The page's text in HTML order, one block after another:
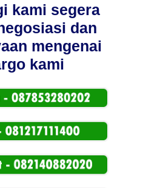
kami segera
dan
mengenai
kami